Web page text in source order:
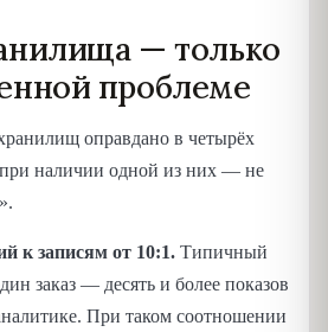
— только
проблеме
оправдано в четырёх
наличии одной из них — не
к записям от 10:1. Типичный
заказ — десять и более показов
При таком соотношении